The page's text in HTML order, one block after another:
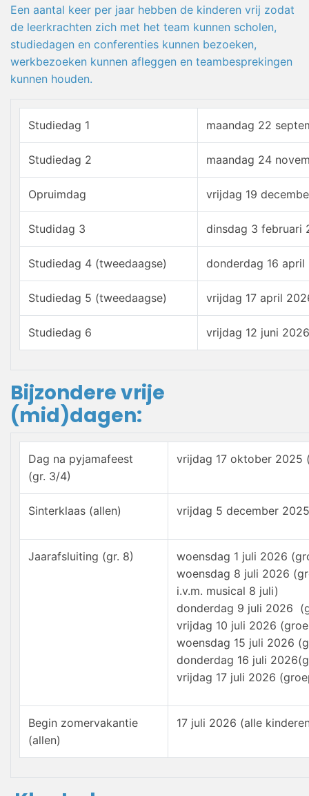
Een aantal keer per jaar hebben de kinderen vrij zodat
de leerkrachten zich met het team kunnen scholen,
studiedagen en conferenties kunnen bezoeken,
werkbezoeken kunnen afleggen en teambesprekingen
kunnen houden.
Studiedag 1 maandag 22
Studiedag 2 maandag 24
Opruimdag vrijdag 19
Studidag 3 dinsdag 3 februari
Studiedag 4 (tweedaagse) donderdag 16
Studiedag 5 (tweedaagse) vrijdag 17 april
Studiedag 6 vrijdag 12 juni 2026
Bijzondere vrije
(mid)dagen:
Dag na pyjamafeest
(gr. 3/4)
vrijdag 17 oktober 2025
Sinterklaas (allen) vrijdag 5 december
Jaarafsluiting (gr. 8)
woensdag 1 juli 2026
woensdag 8 juli 2026
i.v.m. musical 8 juli)
donderdag 9 juli 2026
vrijdag 10 juli 2026
woensdag 15 juli 2026
donderdag 16 juli
vrijdag 17 juli 2026
Begin zomervakantie
(allen)
17 juli 2026 (alle